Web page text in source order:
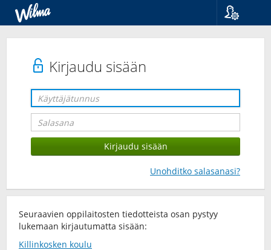
Kirjaudu sisään
Unohditko salasanasi?
Seuraavien oppilaitosten tiedotteista osan pystyy
lukemaan kirjautumatta sisään:
Killinkosken koulu